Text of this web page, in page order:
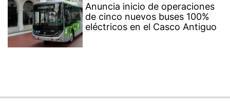
Anuncia inicio de operaciones
de cinco nuevos buses 100%
eléctricos en el Casco Antiguo